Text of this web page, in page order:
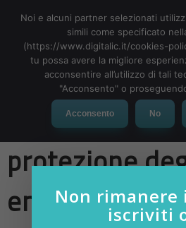
MENU
Guida pratica
protezione
endpoint
Non rimanere
iscriviti
Noi e alcuni partner selezionati
simili come specificato
(https://www.digitalic.it/cookies-
tu possa avere la migliore
acconsentire all’utilizzo di tali
"Acconsento" o
Acconsento No